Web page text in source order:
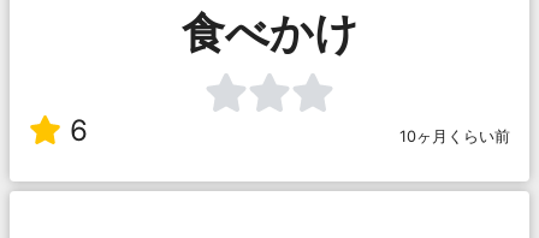
食べかけ
6 10ヶ月くらい前